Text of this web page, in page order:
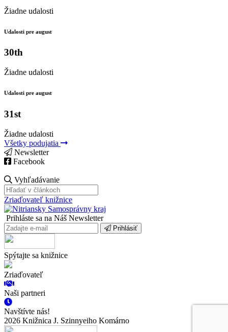
Žiadne udalosti
Udalosti pre august
30th
Žiadne udalosti
Udalosti pre august
31st
Žiadne udalosti
Všetky podujatia
Newsletter
Facebook
Vyhľadávanie
Zriaďovateľ knižnice
Prihláste sa na Náš Newsletter
Prihlásiť
Spýtajte sa knižnice
Zriaďovateľ
Naši partneri
Navštívte nás!
2026 Knižnica J. Szinnyeiho Komárno